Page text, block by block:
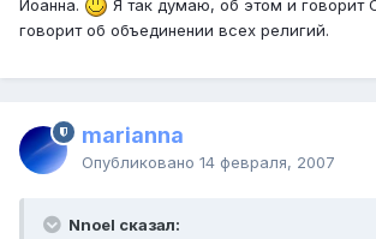
Иоанна.
Я так думаю, об этом и говорит
говорит об объединении всех религий.
marianna
Опубликовано 14 февраля, 2007
Nnoel сказал: